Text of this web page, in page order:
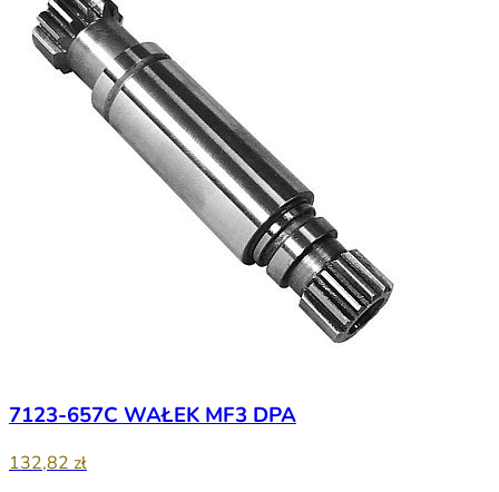
7123-657C WAŁEK MF3 DPA
132,82 zł